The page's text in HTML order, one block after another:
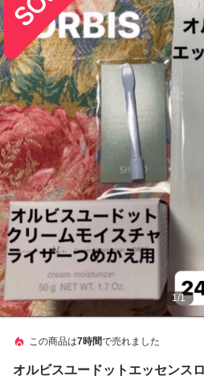
1/1
この商品は7時間で売れました
オルビスユードットエッセンス